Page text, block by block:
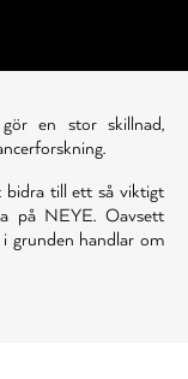
en stor skillnad,
bidra till ett så viktigt
på NEYE. Oavsett
grunden handlar om